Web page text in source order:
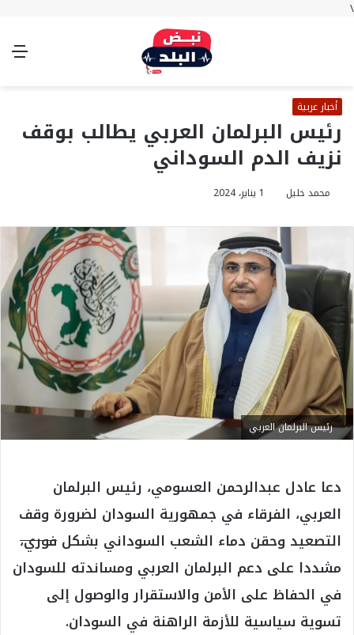
\
الوضع
أخبار عربية
رئيس البرلمان العربي يطالب بوقف
نزيف الدم السوداني
محمد خليل 1 يناير، 2024
رئيس البرلمان العربي
دعا عادل عبدالرحمن العسومي، رئيس البرلمان
العربي، الفرقاء في جمهورية السودان لضرورة وقف
التصعيد وحقن دماء الشعب السوداني بشكل فوري،
مشددا على دعم البرلمان العربي ومساندته للسودان
في الحفاظ على الأمن والاستقرار والوصول إلى
تسوية سياسية للأزمة الراهنة في السودان.